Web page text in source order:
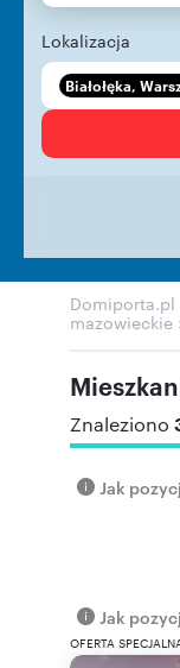
Lokalizacja
Białołęka,
Domiporta.pl
mazowieckie
Znaleziono
Jak
Jak
OFERTA